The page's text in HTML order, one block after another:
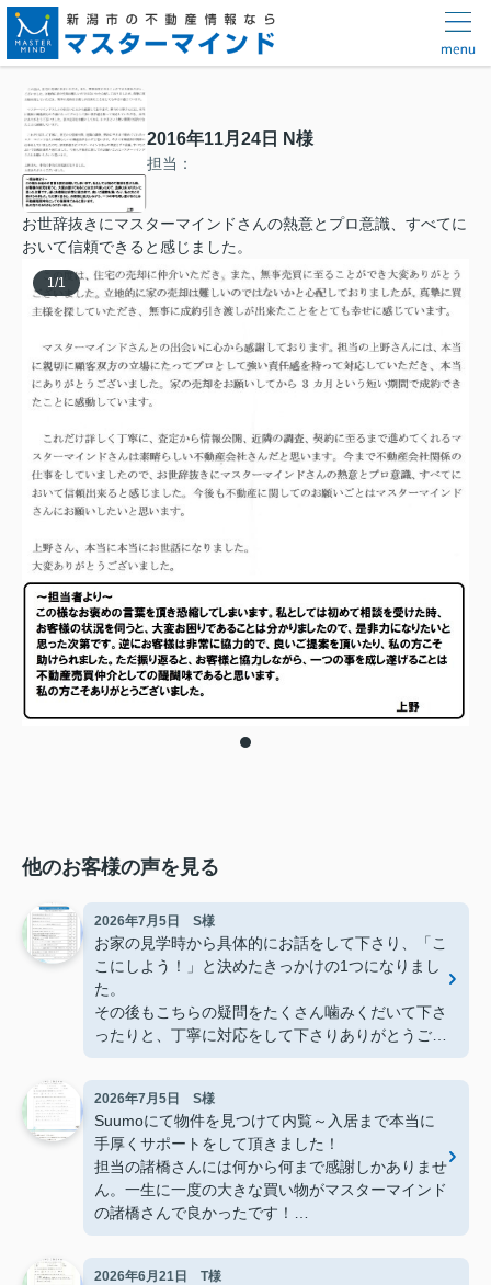
2016年11月24日 N様
担当：
お世辞抜きにマスターマインドさんの熱意とプロ意識、すべてに
おいて信頼できると感じました。
1 /1
他のお客様の声を見る
2026年7月5日 S様
お家の見学時から具体的にお話をして下さり、「こ
こにしよう！」と決めたきっかけの1つになりまし
た。
その後もこちらの疑問をたくさん噛みくだいて下さ
ったりと、丁寧に対応をして下さりありがとうござ
いました。
2026年7月5日 S様
Suumoにて物件を見つけて内覧～入居まで本当に
手厚くサポートをして頂きました！
担当の諸橋さんには何から何まで感謝しかありませ
ん。一生に一度の大きな買い物がマスターマインド
の諸橋さんで良かったです！
今後も沢山お世話になります。
本当にありがとうございました！
2026年6月21日 T様